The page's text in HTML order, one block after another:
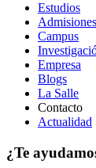
Estudios
Admisiones
Campus
Empresa
Blogs
La Salle
Contacto
Actualidad
¿Te